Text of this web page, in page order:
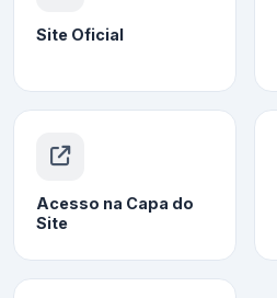
Site Oficial
Acesso na Capa do
Site